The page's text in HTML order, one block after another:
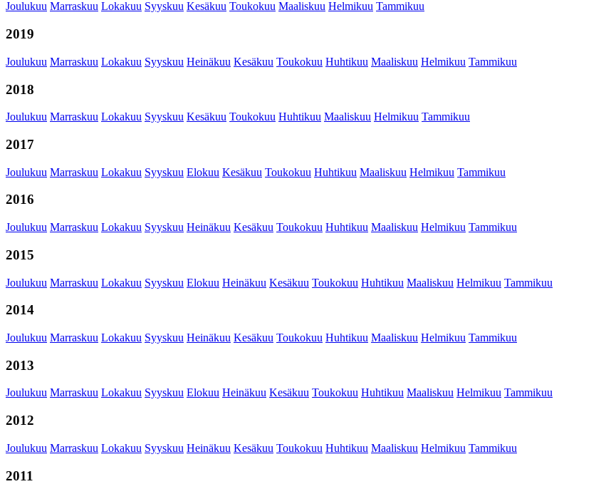
Joulukuu Marraskuu Lokakuu Syyskuu Kesäkuu Toukokuu Maaliskuu Helmikuu Tammikuu
2019
Joulukuu Marraskuu Lokakuu Syyskuu Heinäkuu Kesäkuu Toukokuu Huhtikuu Maaliskuu Helmikuu Tammikuu
2018
Joulukuu Marraskuu Lokakuu Syyskuu Kesäkuu Toukokuu Huhtikuu Maaliskuu Helmikuu Tammikuu
2017
Joulukuu Marraskuu Lokakuu Syyskuu Elokuu Kesäkuu Toukokuu Huhtikuu Maaliskuu Helmikuu Tammikuu
2016
Joulukuu Marraskuu Lokakuu Syyskuu Heinäkuu Kesäkuu Toukokuu Huhtikuu Maaliskuu Helmikuu Tammikuu
2015
Joulukuu Marraskuu Lokakuu Syyskuu Elokuu Heinäkuu Kesäkuu Toukokuu Huhtikuu Maaliskuu Helmikuu Tammikuu
2014
Joulukuu Marraskuu Lokakuu Syyskuu Heinäkuu Kesäkuu Toukokuu Huhtikuu Maaliskuu Helmikuu Tammikuu
2013
Joulukuu Marraskuu Lokakuu Syyskuu Elokuu Heinäkuu Kesäkuu Toukokuu Huhtikuu Maaliskuu Helmikuu Tammikuu
2012
Joulukuu Marraskuu Lokakuu Syyskuu Heinäkuu Kesäkuu Toukokuu Huhtikuu Maaliskuu Helmikuu Tammikuu
2011